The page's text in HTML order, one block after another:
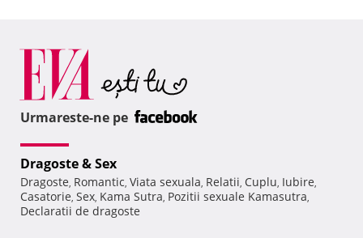
Urmareste-ne pe
Dragoste & Sex
Dragoste, Romantic, Viata sexuala, Relatii, Cuplu, Iubire,
Casatorie, Sex, Kama Sutra, Pozitii sexuale Kamasutra,
Declaratii de dragoste